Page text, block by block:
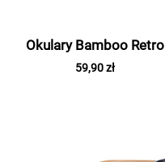
Okulary Bamboo Retro
59,90 zł